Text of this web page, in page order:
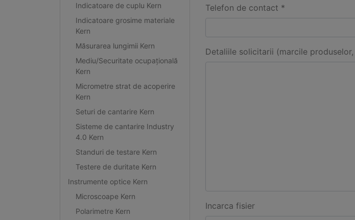
Indicatoare de cuplu Kern
Indicatoare grosime materiale
Kern
Măsurarea lungimii Kern
Mediu/Securitate ocupațională
Kern
Micrometre strat de acoperire
Kern
Seturi de cantarire Kern
Sisteme de cantarire Industry
4.0 Kern
Standuri de testare Kern
Testere de duritate Kern
Instrumente optice Kern
Microscoape Kern
Polarimetre Kern
Telefon de contact *
Detaliile solicitarii (marcile
Incarca fisier